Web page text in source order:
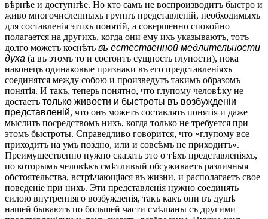
вѣрнѣе и доступнѣе. Но кто самъ не воспроизводитъ быстро и
живо многочисленныхъ группъ представленій, необходимыхъ
для составленія этпхъ понятій, а совершенно спокойно
полагается на другихъ, когда они ему ихъ указываютъ, тотъ
долго можетъ коснѣть въ естественной медлительности
духа (а въ этомъ то и состоитъ сущность глупости), пока
наконецъ одинаковые признаки въ его представленіяхъ
соединятся между собою и произведутъ такимъ образомъ
понятія. И такъ, теперь понятно, что глупому человѣку не
достаетъ только живости и быстроты въ возбужденіи
представленій, что онъ можетъ составлять понятія и даже
мыслить посредствомъ нихъ, когда только не требуется при
этомъ быстроты. Справедливо говорится, что «глупому все
приходитъ на умъ поздно, или и совсѣмъ не приходитъ».
Преимущественно нужно сказать это о тѣхъ представленіяхъ,
по которымъ человѣкъ смѣтливый обсуживаетъ различныя
обстоятельства, встрѣчающіяся въ жизни, и располагаетъ свое
поведеніе при нихъ. Эти представленія нужно соединять
силою внутренняго возбужденія, такъ какъ они въ душѣ
нашей бываютъ по большей части смѣшаны съ другими